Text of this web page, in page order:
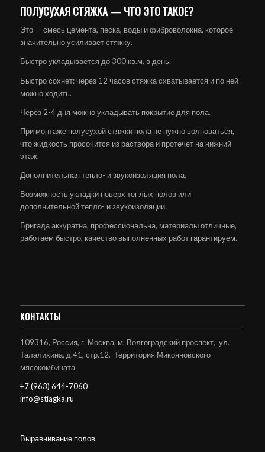
ПОЛУСУХАЯ СТЯЖКА — ЧТО ЭТО ТАКОЕ?
Это — смесь цемента, песка, воды и фиброволокна, которое
значительно усиливает стяжку.
Быстро укладывается до 300 кв.м. в день.
Быстро сохнет: через 12 часов стяжка схватывается и по ней
можно ходить.
Через 2-4 дня можно укладывать покрытие для пола.
При монтаже полусухой стяжки пола не нужно волноваться,
что жидкость просочится из раствора и протечет на нижний
этаж.
Дополнительная тепло- и звукоизоляция пола.
Возможность укладки поверх теплых полов или
дополнительной тепло- и звукоизоляции.
Бригада аккуратна, профессиональна, материалы отличные,
работаем быстро, качество выполненных работ гарантируем.
КОНТАКТЫ
109316, Россия, г. Москва, м. Волгоградский проспект, ул.
Талалихина, д.41, стр.12. Территория Микояновского
мясокомбината
+7 (963) 644-7060
info@stiagka.ru
Выравнивание полов